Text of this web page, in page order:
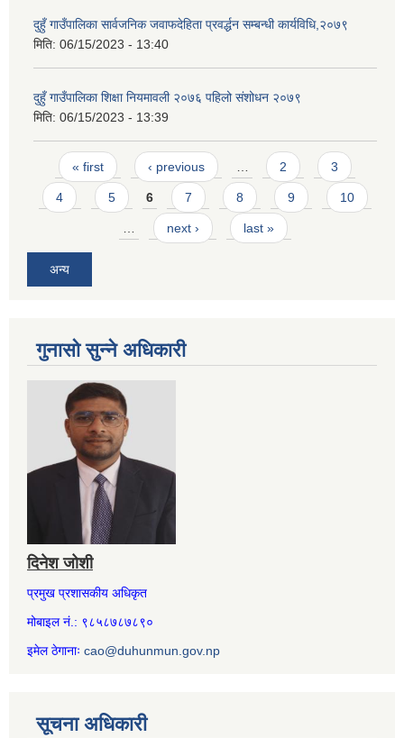
दुहुँ गाउँपालिका सार्वजनिक जवाफदेहिता प्रवर्द्धन सम्बन्धी कार्यविधि,२०७९
मिति: 06/15/2023 - 13:40
दुहुँ गाउँपालिका शिक्षा नियमावली २०७६ पहिलो संशोधन २०७९
मिति: 06/15/2023 - 13:39
Pages
« first ‹ previous 2 3
4 5 6 7 8 9 10
next › last »
अन्य
गुनासो सुन्ने अधिकारी
दिनेश जोशी
प्रमुख प्रशासकीय अधिकृत
मोबाइल नं.: ९८५८७८७८९०
इमेल ठेगानाः cao@duhunmun.gov.np
सूचना अधिकारी